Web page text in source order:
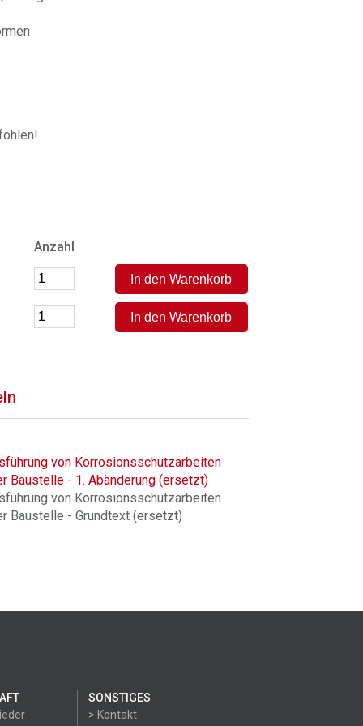
Anzahl
von Korrosionsschutzarbeiten
Baustelle - 1. Abänderung (ersetzt)
von Korrosionsschutzarbeiten
Baustelle - Grundtext (ersetzt)
SONSTIGES
> Kontakt